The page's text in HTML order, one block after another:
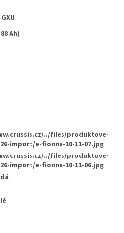
Ah)
../files/produktove-
import/e-fionna-10-11-07.jpg
../files/produktove-
import/e-fionna-10-11-06.jpg